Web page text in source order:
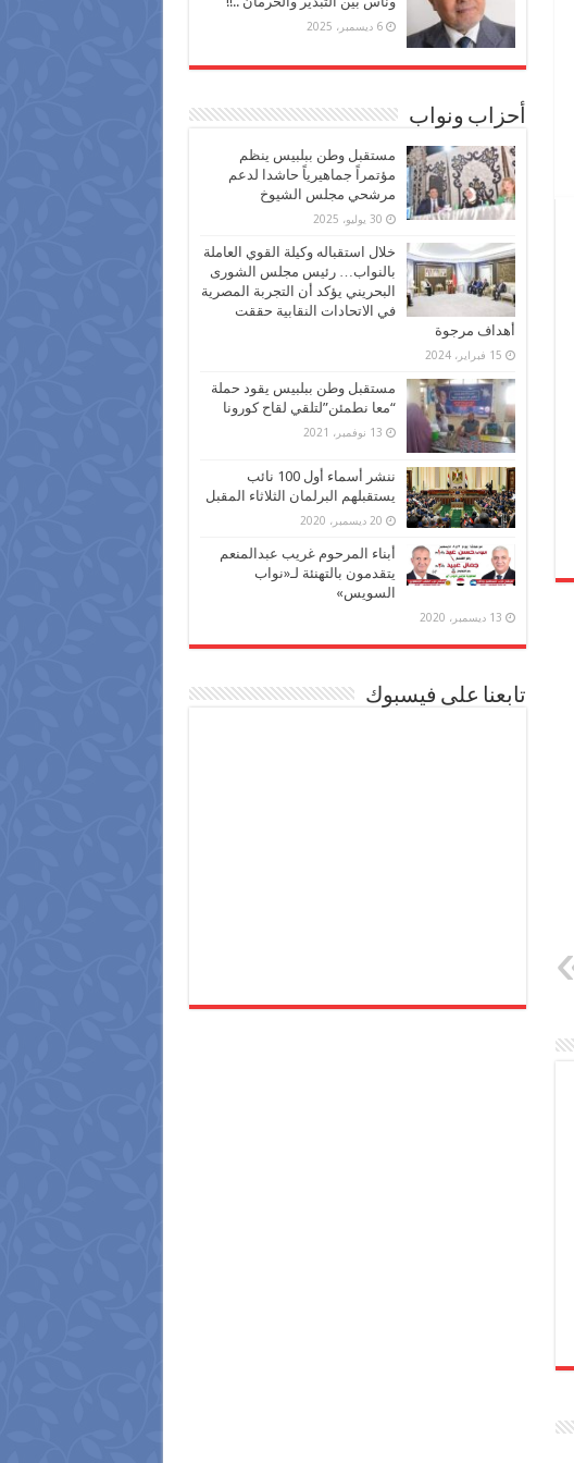
6 ديسمبر، 2025
أحزاب ونواب
مستقبل وطن ببلبيس ينظم
مؤتمراً جماهيرياً حاشدا لدعم
مرشحي مجلس الشيوخ
30 يوليو، 2025
خلال استقباله وكيلة القوي العاملة
بالنواب… رئيس مجلس الشورى
البحريني يؤكد أن التجربة المصرية
في الاتحادات النقابية حققت
أهداف مرجوة
15 فبراير، 2024
مستقبل وطن ببلبيس يقود حملة
“معا نطمئن”لتلقي لقاح كورونا
13 نوفمبر، 2021
ننشر أسماء أول 100 نائب
يستقبلهم البرلمان الثلاثاء المقبل
20 ديسمبر، 2020
أبناء المرحوم غريب عبدالمنعم
يتقدمون بالتهنئة لـ«نواب
السويس»
13 ديسمبر، 2020
تابعنا على فيسبوك